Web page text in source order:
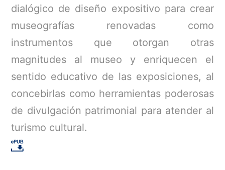
dialógico de diseño expositivo para crear
museografías renovadas como
instrumentos que otorgan otras
magnitudes al museo y enriquecen el
sentido educativo de las exposiciones, al
concebirlas como herramientas poderosas
de divulgación patrimonial para atender al
turismo cultural.